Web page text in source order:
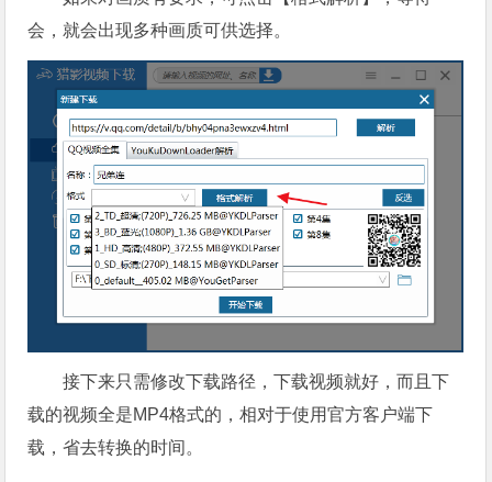
会，就会出现多种画质可供选择。
接下来只需修改下载路径，下载视频就好，而且下
载的视频全是MP4格式的，相对于使用官方客户端下
载，省去转换的时间。